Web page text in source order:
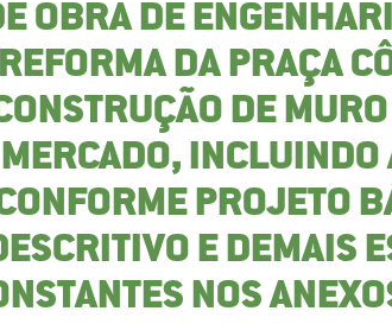
OBRA DE
DA PRAÇA
DE
INCLUINDO
PROJETO
E DEMAIS
NOS